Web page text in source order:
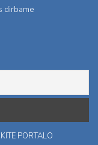
dirbame
PORTALO